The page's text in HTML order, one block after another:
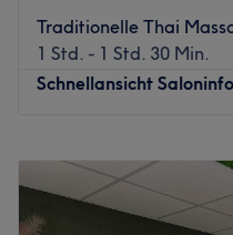
Mitarbeitern. Mit ihrer
dich umfassend beraten
passende Behandlung
du auch englisch und
Atmosphäre: Einladend,
Expertise: Nagelpflege,
Pediküre.
Traditionelle Thai
1 Std. - 1 Std. 30 Min.
Schnellansicht
Dienstag
Mittwoch
Donnerstag